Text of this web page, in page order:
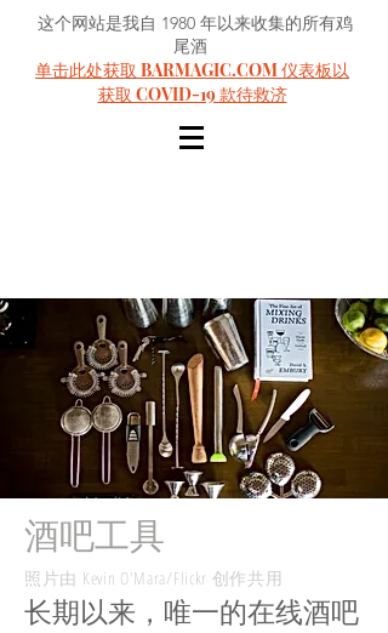
这个网站是我自 1980 年以来收集的所有鸡
尾酒
单击此处获取 BARMAGIC.COM 仪表板以
获取 COVID-19 款待救济
酒吧工具
照片由 Kevin O'Mara/Flickr 创作共用
长期以来，唯一的在线酒吧